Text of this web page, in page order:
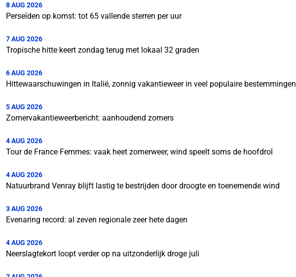
8 AUG 2026
Perseïden op komst: tot 65 vallende sterren per uur
7 AUG 2026
Tropische hitte keert zondag terug met lokaal 32 graden
6 AUG 2026
Hittewaarschuwingen in Italië, zonnig vakantieweer in veel populaire bestemmingen
5 AUG 2026
Zomervakantieweerbericht: aanhoudend zomers
4 AUG 2026
Tour de France Femmes: vaak heet zomerweer, wind speelt soms de hoofdrol
4 AUG 2026
Natuurbrand Venray blijft lastig te bestrijden door droogte en toenemende wind
3 AUG 2026
Evenaring record: al zeven regionale zeer hete dagen
4 AUG 2026
Neerslagtekort loopt verder op na uitzonderlijk droge juli